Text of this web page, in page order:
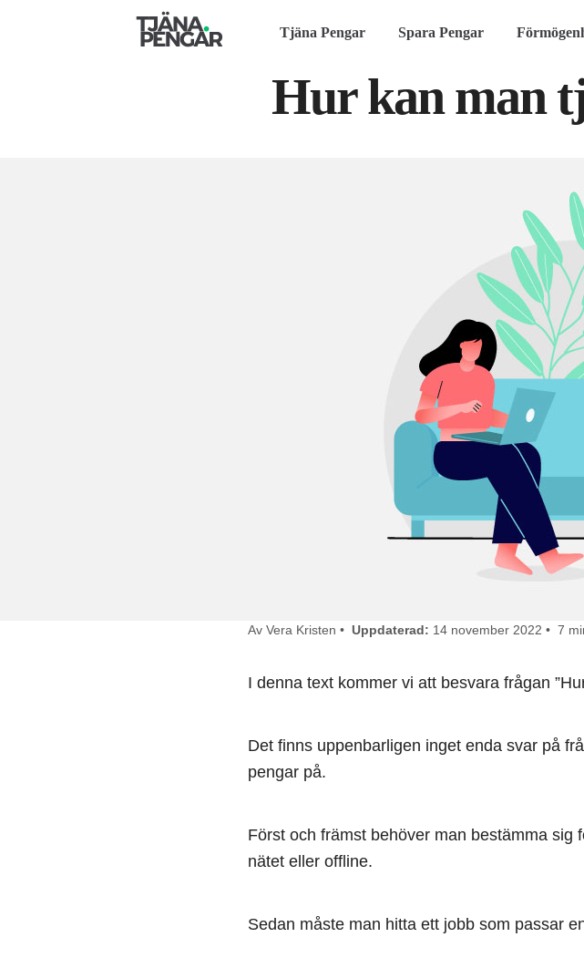
Tjäna Pengar Spara Pengar
Hur kan man
Av Vera Kristen • Uppdaterad: 14 november 2022 • 7
I denna text kommer vi att besvara frågan
Det finns uppenbarligen inget enda svar på
pengar på.
Först och främst behöver man bestämma
nätet eller offline.
Sedan måste man hitta ett jobb som passar